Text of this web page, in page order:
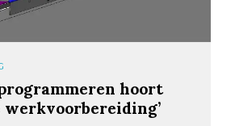
hoort
werkvoorbereiding’